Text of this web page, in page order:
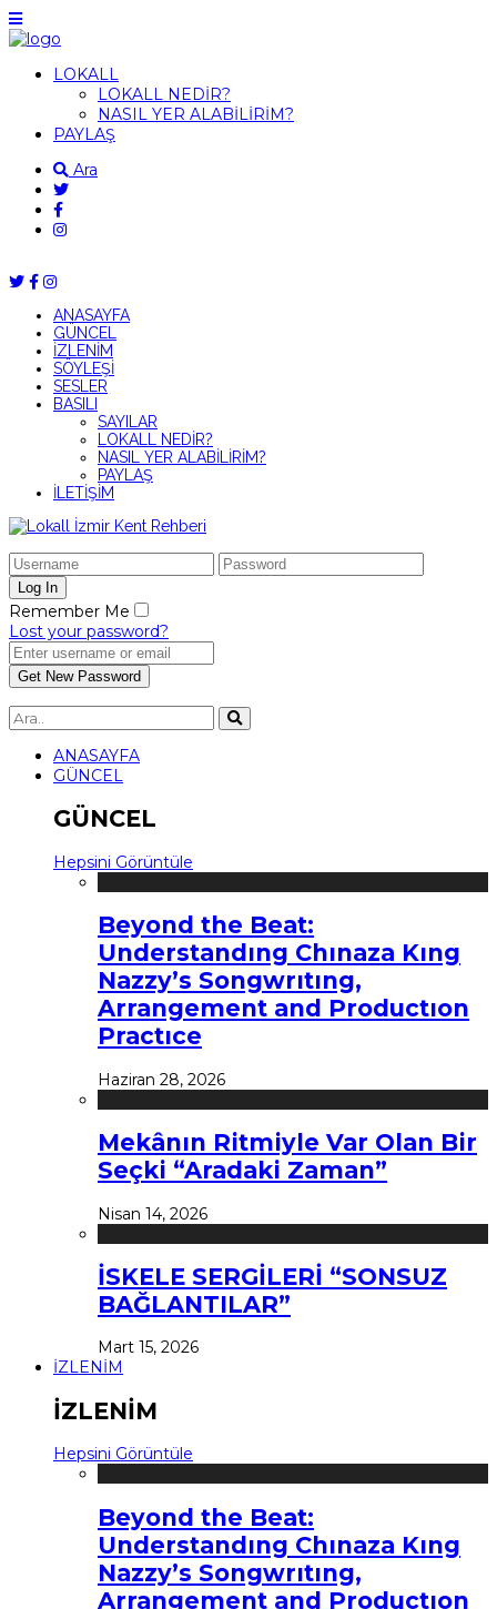
LOKALL
LOKALL NEDİR?
NASIL YER ALABİLİRİM?
PAYLAŞ
Ara
ANASAYFA
GÜNCEL
İZLENİM
SÖYLEŞİ
SESLER
BASILI
SAYILAR
LOKALL NEDİR?
NASIL YER ALABİLİRİM?
PAYLAŞ
İLETİŞİM
Remember Me
Lost your password?
ANASAYFA
GÜNCEL
GÜNCEL
Hepsini Görüntüle
Beyond the Beat:
Understandıng Chınaza Kıng
Nazzy’s Songwrıtıng,
Arrangement and Productıon
Practıce
Haziran 28, 2026
Mekânın Ritmiyle Var Olan Bir
Seçki “Aradaki Zaman”
Nisan 14, 2026
İSKELE SERGİLERİ “SONSUZ
BAĞLANTILAR”
Mart 15, 2026
İZLENİM
İZLENİM
Hepsini Görüntüle
Beyond the Beat:
Understandıng Chınaza Kıng
Nazzy’s Songwrıtıng,
Arrangement and Productıon